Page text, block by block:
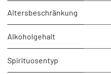
Altersbeschränkung
Alkoholgehalt
Spirituosentyp